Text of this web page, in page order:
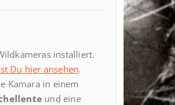
installiert.
Du hier ansehen.
Kamara in einem
und eine